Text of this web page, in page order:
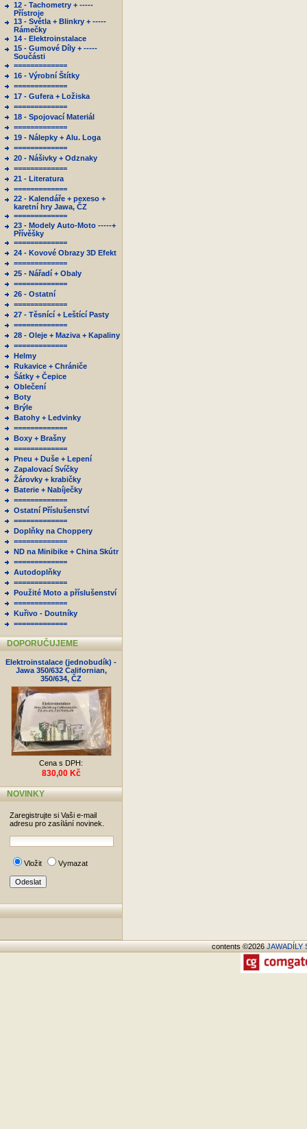
12 - Tachometry + -----
Přístroje
13 - Světla + Blinkry + -----
Rámečky
14 - Elektroinstalace
15 - Gumové Díly + -----
Součásti
=============
16 - Výrobní Štítky
=============
17 - Gufera + Ložiska
=============
18 - Spojovací Materiál
=============
19 - Nálepky + Alu. Loga
=============
20 - Nášivky + Odznaky
=============
21 - Literatura
=============
22 - Kalendáře + pexeso +
karetní hry Jawa, ČZ
=============
23 - Modely Auto-Moto -----+
Přívěšky
=============
24 - Kovové Obrazy 3D Efekt
=============
25 - Nářadí + Obaly
=============
26 - Ostatní
=============
27 - Těsnící + Leštící Pasty
=============
28 - Oleje + Maziva + Kapaliny
=============
Helmy
Rukavice + Chrániče
Šátky + Čepice
Oblečení
Boty
Brýle
Batohy + Ledvinky
=============
Boxy + Brašny
=============
Pneu + Duše + Lepení
Zapalovací Svíčky
Žárovky + krabičky
Baterie + Nabíječky
=============
Ostatní Příslušenství
=============
Doplňky na Choppery
=============
ND na Minibike + China Skútr
=============
Autodoplňky
=============
Použité Moto a příslušenství
=============
Kuřivo - Doutníky
=============
DOPORUČUJEME
Elektroinstalace (jednobudík) -
Jawa 350/632 Californian,
350/634, ČZ
Cena s DPH:
830,00 Kč
NOVINKY
Zaregistrujte si Vaši e-mail
adresu pro zasílání novinek.
Vložit Vymazat
contents ©2026JAWADÍLY